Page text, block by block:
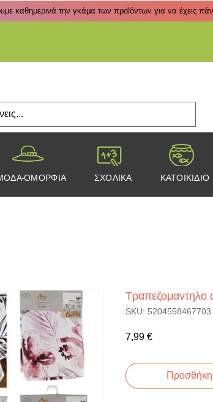
καθημερινά την γκάμα των προΐόντων για να έχεις
ΟΜΟΡΦΙΑ ΣΧΟΛΙΚΑ ΚΑΤΟΙΚΙΔΙΟ
Τραπεζομαντηλο
SKU: 5204558467703
7,99 €Τιμή
Προσθήκη